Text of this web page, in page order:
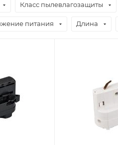
Класс пылевлагозащиты
питания Длина